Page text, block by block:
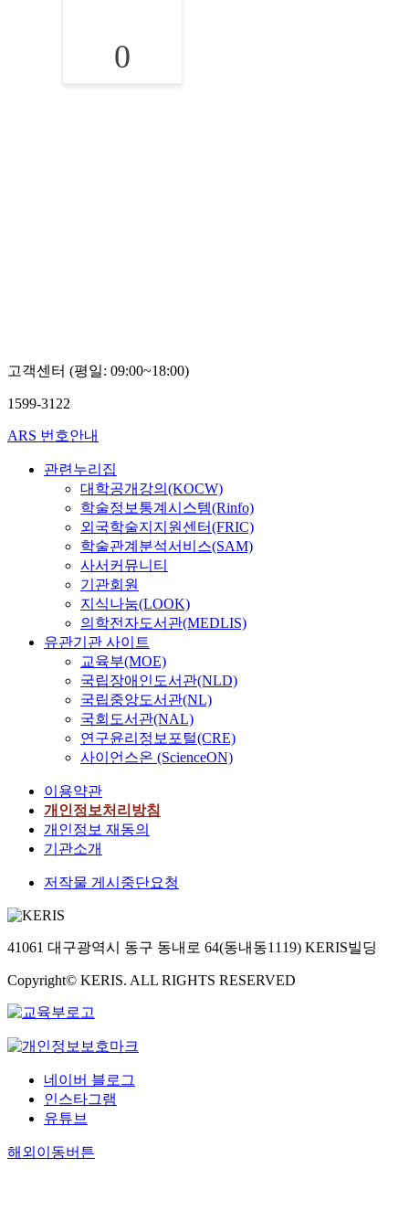
0
고객센터 (평일: 09:00~18:00)
1599-3122
ARS 번호안내
관련누리집
대학공개강의(KOCW)
학술정보통계시스템(Rinfo)
외국학술지지원센터(FRIC)
학술관계분석서비스(SAM)
사서커뮤니티
기관회원
지식나눔(LOOK)
의학전자도서관(MEDLIS)
유관기관 사이트
교육부(MOE)
국립장애인도서관(NLD)
국립중앙도서관(NL)
국회도서관(NAL)
연구윤리정보포털(CRE)
사이언스온 (ScienceON)
이용약관
개인정보처리방침
개인정보 재동의
기관소개
저작물 게시중단요청
41061 대구광역시 동구 동내로 64(동내동1119) KERIS빌딩
Copyright© KERIS. ALL RIGHTS RESERVED
네이버 블로그
인스타그램
유튜브
해외이동버튼